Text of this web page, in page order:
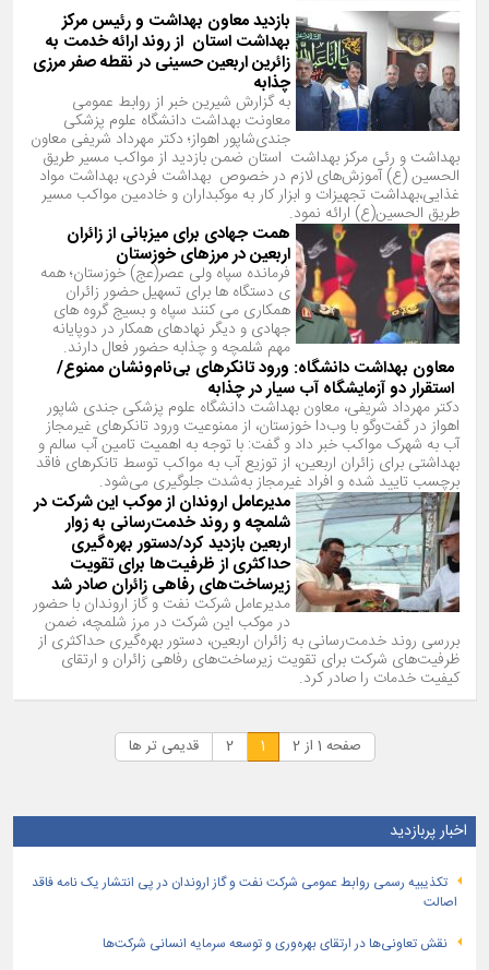
مدیرعامل اروندان از موكب این شركت در
شلمچه و روند خدمت‌رسانی به زوار
اربعین بازدید كرد/دستور بهره‌گیری
حداكثری از ظرفیت‌ها برای تقویت
زیرساخت‌های رفاهی زائران صادر شد
مدیرعامل شرکت نفت و گاز اروندان با حضور
در موکب این شرکت در مرز شلمچه، ضمن
بررسی روند خدمت‌رسانی به زائران اربعین، دستور بهره‌گیری حداکثری از
ظرفیت‌های شرکت برای تقویت زیرساخت‌های رفاهی زائران و ارتقای
کیفیت خدمات را صادر کرد.
بازدید معاون بهداشت و رئیس مرکز
بهداشت استان از روند ارائه خدمت به
زائرین اربعین حسینی در نقطه صفر مرزی
چذابه
به گزارش شیرین خبر از روابط عمومی
معاونت بهداشت دانشگاه علوم پزشکی
جندی‌شاپور اهواز؛ دکتر مهرداد شریفی معاون
بهداشت و رئی مرکز بهداشت استان ضمن بازدید از مواکب مسیر طریق
الحسین (ع) آموزش‌های لازم در خصوص بهداشت فردی، بهداشت مواد
غذایی،بهداشت تجهیزات و ابزار کار به موکبداران و خادمین مواکب مسیر
طریق الحسین(ع) ارائه نمود.
همت جهادی برای میزبانی از زائران
اربعین در مرزهای خوزستان
فرمانده سپاه ولی عصر(عج) خوزستان؛ همه
ی دستگاه ها برای تسهیل حضور زائران
همکاری می کنند سپاه و بسیج گروه های
جهادی و دیگر نهادهای همکار در دوپایانه
مهم شلمچه و چذابه حضور فعال دارند.
معاون بهداشت دانشگاه: ورود تانکرهای بی‌نام‌ونشان ممنوع/
استقرار دو آزمایشگاه آب سیار در چذابه
دکتر مهرداد شریفی، معاون بهداشت دانشگاه علوم پزشکی جندی شاپور
اهواز در گفت‌وگو با وب‌دا خوزستان، از ممنوعیت ورود تانکرهای غیرمجاز
آب به شهرک مواکب خبر داد و گفت: با توجه به اهمیت تامین آب سالم و
بهداشتی برای زائران اربعین، از توزیع آب به مواکب توسط تانکرهای فاقد
برچسب تایید شده و افراد غیرمجاز به‌شدت جلوگیری می‌شود.
صفحه 1 از 2 1
2 قدیمی تر ها
اخبار پربازدید
تكذیبیه رسمی روابط عمومی شركت نفت و گاز اروندان در پی انتشار یک نامه فاقد
اصالت
نقش تعاونی‌ها در ارتقای بهره‌وری و توسعه سرمایه انسانی شرکت‌ها